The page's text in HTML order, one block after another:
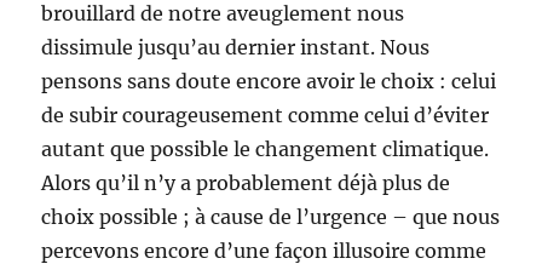
brouillard de notre aveuglement nous
dissimule jusqu’au dernier instant. Nous
pensons sans doute encore avoir le choix : celui
de subir courageusement comme celui d’éviter
autant que possible le changement climatique.
Alors qu’il n’y a probablement déjà plus de
choix possible ; à cause de l’urgence – que nous
percevons encore d’une façon illusoire comme